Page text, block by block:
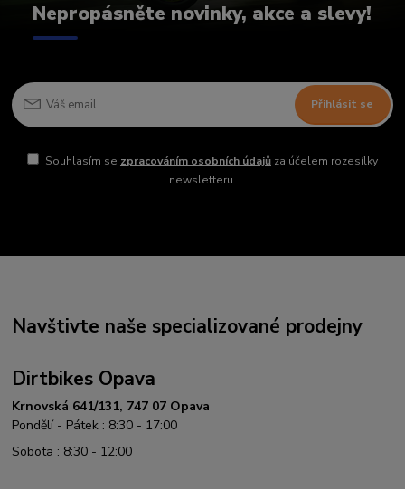
Nepropásněte novinky, akce a slevy!
Přihlásit se
Souhlasím se zpracováním osobních údajůza účelem rozesílky
newsletteru.
Navštivte naše specializované prodejny
Dirtbikes Opava
Krnovská 641/131, 747 07 Opava
Pondělí - Pátek : 8:30 - 17:00
Sobota : 8:30 - 12:00